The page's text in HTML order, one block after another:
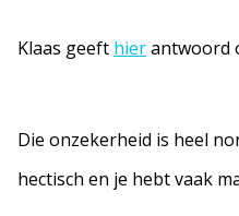
Klaas geeft hierantwoord
Die onzekerheid is heel
hectisch en je hebt vaak